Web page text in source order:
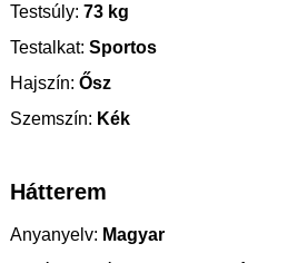
Testsúly: 73 kg
Testalkat: Sportos
Hajszín: Ősz
Szemszín: Kék
Hátterem
Anyanyelv: Magyar